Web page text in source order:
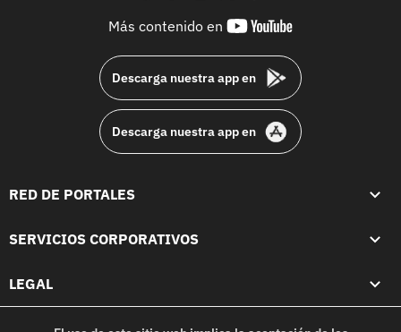
Más contenido en
youtube-
Descarga nuestra app en
Descarga nuestra app en
RED DE PORTALES
SERVICIOS CORPORATIVOS
LEGAL